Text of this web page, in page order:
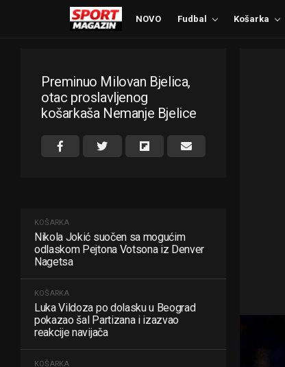
NOVO Fudbal Košarka
Preminuo Milovan Bjelica,
otac proslavljenog
košarkaša Nemanje Bjelice
KOŠARKA
Nikola Jokić suočen sa mogućim
odlaskom Pejtona Votsona iz Denver
Nagetsa
KOŠARKA
Luka Vildoza po dolasku u Beograd
pokazao šal Partizana i izazvao
reakcije navijača
KOŠARKA